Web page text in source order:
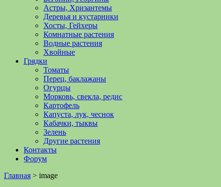
Астры, Хризантемы
Деревья и кустарники
Хосты, Гейхеры
Комнатные растения
Водные растения
Хвойные
Грядки
Томаты
Перец, баклажаны
Огурцы
Морковь, свекла, редис
Картофель
Капуста, лук, чеснок
Кабачки, тыквы
Зелень
Другие растения
Контакты
Форум
Главная > image